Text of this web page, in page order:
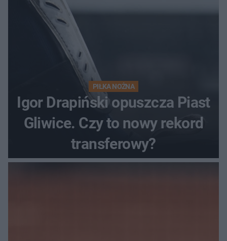
PIŁKA NOŻNA
Igor Drapiński opuszcza Piast
Gliwice. Czy to nowy rekord
transferowy?